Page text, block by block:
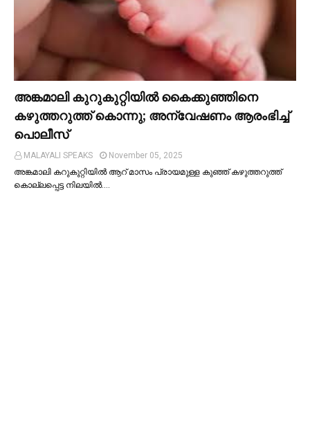
അങ്കമാലി കുറുകുറ്റിയില്‍ കൈക്കുഞ്ഞിനെ
കഴുത്തറുത്ത് കൊന്നു; അന്വേഷണം ആരംഭിച്ച്‌
പൊലീസ്
MALAYALI SPEAKS
November 05, 2025
അങ്കമാലി കറുകുറ്റിയില്‍ ആറ് മാസം പ്രായമുള്ള കുഞ്ഞ് കഴുത്തറുത്ത്
കൊല്ലപ്പെട്ട നിലയില്‍.…